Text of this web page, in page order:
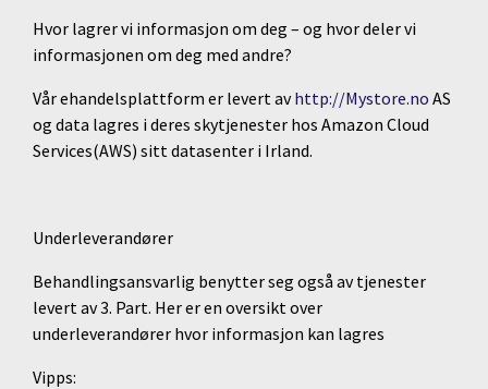
Hvor lagrer vi informasjon om deg – og hvor deler vi
informasjonen om deg med andre?
Vår ehandelsplattform er levert avhttp://Mystore.no AS
og data lagres i deres skytjenester hos Amazon Cloud
Services(AWS) sitt datasenter i Irland.
Underleverandører
Behandlingsansvarlig benytter seg også av tjenester
levert av 3. Part. Her er en oversikt over
underleverandører hvor informasjon kan lagres
Vipps: